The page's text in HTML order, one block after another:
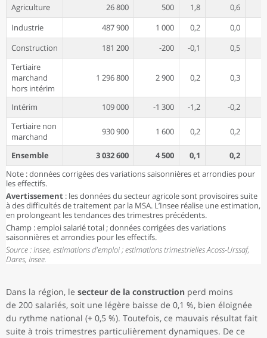
Agriculture
26 800 500 1,8
0,6
Industrie
487 900 1 000 0,2
0,0
Construction
181 200 -200 -0,1
0,5
Tertiaire
marchand
hors intérim
1 296 800 2 900 0,2 0,3
Intérim 109 000 -1 300 -1,2
-0,2
Tertiaire non
marchand
930 900 1 600 0,2 0,2
Ensemble 3 032 600 4 500 0,1
0,2
Note : données corrigées des variations saisonnières et arrondies pour
les effectifs.
Avertissement : les données du secteur agricole sont provisoires suite
à des difficultés de traitement par la MSA. L’Insee réalise une estimation,
en prolongeant les tendances des trimestres précédents.
Champ : emploi salarié total ; données corrigées des variations
saisonnières et arrondies pour les effectifs.
Source : Insee, estimations d'emploi ; estimations trimestrielles Acoss-Urssaf,
Dares, Insee.
Dans la région, le secteur de la construction perd moins
de 200 salariés, soit une légère baisse de 0,1 %, bien éloignée
du rythme national (+ 0,5 %). Toutefois, ce mauvais résultat fait
suite à trois trimestres particulièrement dynamiques. De ce